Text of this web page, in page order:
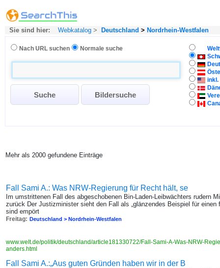
Sie sind hier: Webkatalog > Deutschland > Nordrhein-Westfalen
Nach URL suchen Normale suche
inkl.
Mehr als 2000 gefundene Einträge
Fall Sami A.: Was NRW-Regierung für Recht hält, se
Im umstrittenen Fall des abgeschobenen Bin-Laden-Leibwächters rudern
zurück Der Justizminister sieht den Fall als „glänzendes Beispiel für einen
sind empört
Freitag: Deutschland > Nordrhein-Westfalen
www.welt.de/politik/deutschland/article181330722/Fall-Sami-A-Was-NRW-
anders.html
Fall Sami A.:„Aus guten Gründen haben wir in der B